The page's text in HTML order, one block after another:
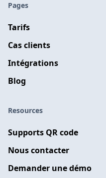
Pages
Tarifs
Cas clients
Intégrations
Blog
Resources
Supports QR code
Nous contacter
Demander une démo